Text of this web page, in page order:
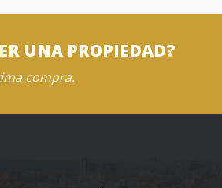
UNA PROPIEDAD?
compra.